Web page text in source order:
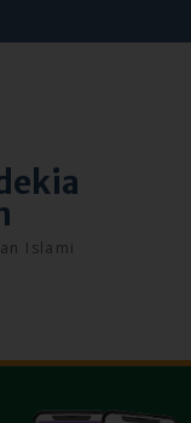
Islami